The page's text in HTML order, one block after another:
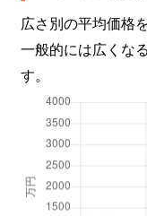
広さ別の平均価格
一般的には広くな
す。